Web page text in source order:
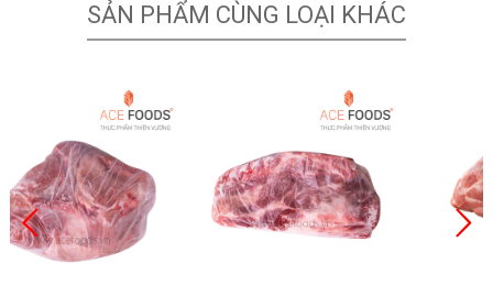
SẢN PHẨM CÙNG LOẠI KHÁC